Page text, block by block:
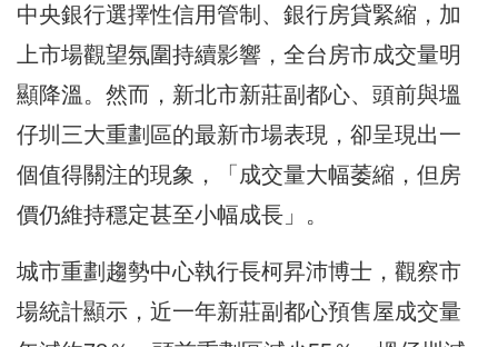
中央銀行選擇性信用管制、銀行房貸緊縮，加
上市場觀望氛圍持續影響，全台房市成交量明
顯降溫。然而，新北市新莊副都心、頭前與塭
仔圳三大重劃區的最新市場表現，卻呈現出一
個值得關注的現象，「成交量大幅萎縮，但房
價仍維持穩定甚至小幅成長」。
城市重劃趨勢中心執行長柯昇沛博士，觀察市
場統計顯示，近一年新莊副都心預售屋成交量